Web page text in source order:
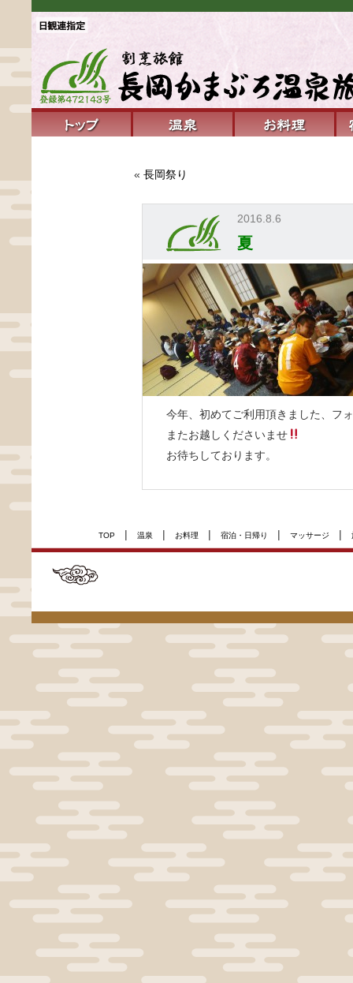
« 長岡祭り
2016.8.6
夏
今年、初めてご利用頂きました、フ
またお越しくださいませ
お待ちしております。
TOP | 温泉 | お料理 | 宿泊・日帰り | マッサージ |